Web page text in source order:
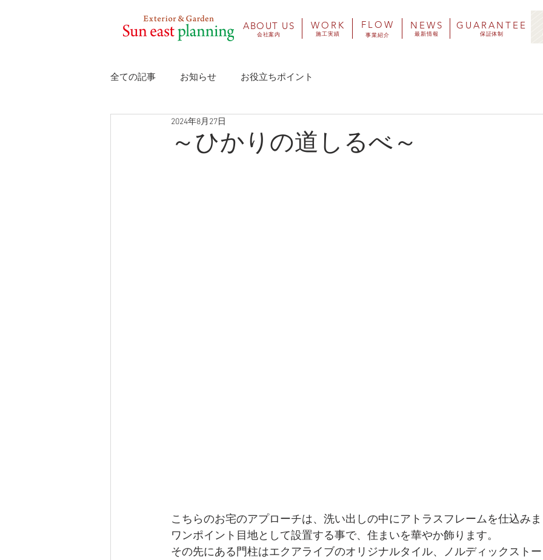
​ABOUT US
会社案内
​WORK
施工実績
​FLOW
​事業紹介
​NEWS
​最新情報
​GUARANTEE
​保証体制
全ての記事 お知らせ お役立ちポイント
～ひかりの道しるべ～
2024年8月27日
こちらのお宅のアプローチは、洗い出しの中にアトラスフレームを仕込み
ワンポイント目地として設置する事で、住まいを華やか飾ります。
その先にある門柱はエクアライブのオリジナルタイル、ノルディックスト